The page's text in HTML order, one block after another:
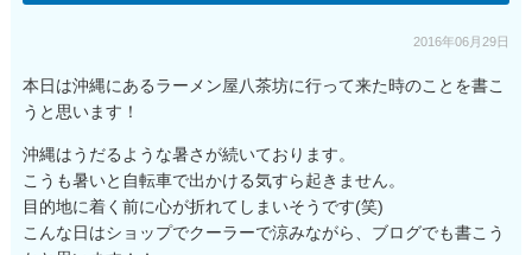
2016年06月29日
本日は沖縄にあるラーメン屋八茶坊に行って来た時のことを書こ
うと思います！
沖縄はうだるような暑さが続いております。
こうも暑いと自転車で出かける気すら起きません。
目的地に着く前に心が折れてしまいそうです(笑)
こんな日はショップでクーラーで涼みながら、ブログでも書こう